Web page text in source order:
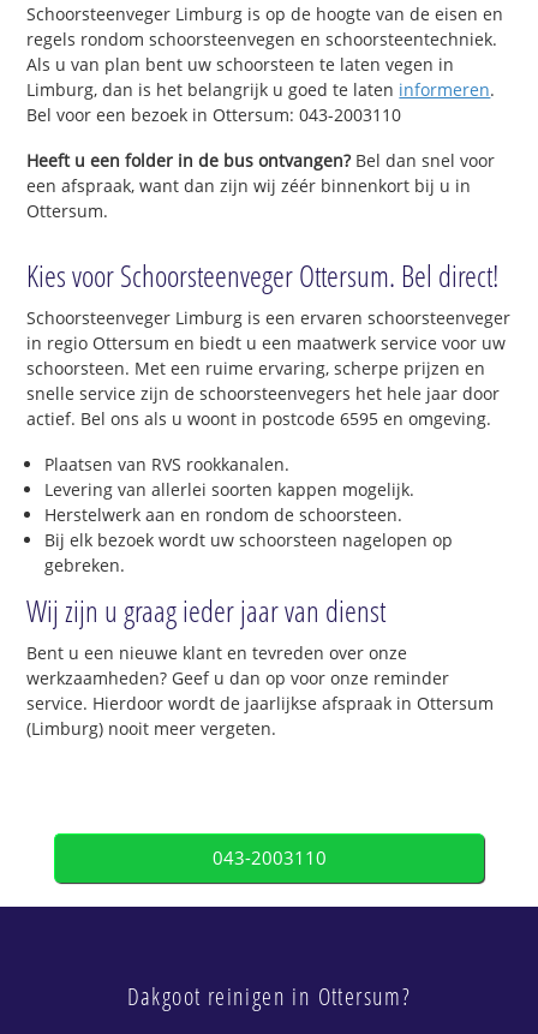
Schoorsteenveger Limburg is op de hoogte van de eisen en
regels rondom schoorsteenvegen en schoorsteentechniek.
Als u van plan bent uw schoorsteen te laten vegen in
Limburg, dan is het belangrijk u goed te laten informeren.
Bel voor een bezoek in Ottersum: 043-2003110
Heeft u een folder in de bus ontvangen?Bel dan snel voor
een afspraak, want dan zijn wij zéér binnenkort bij u in
Ottersum.
Kies voor Schoorsteenveger Ottersum. Bel direct!
Schoorsteenveger Limburg is een ervaren schoorsteenveger
in regio Ottersum en biedt u een maatwerk service voor uw
schoorsteen. Met een ruime ervaring, scherpe prijzen en
snelle service zijn de schoorsteenvegers het hele jaar door
actief. Bel ons als u woont in postcode 6595 en omgeving.
Plaatsen van RVS rookkanalen.
Levering van allerlei soorten kappen mogelijk.
Herstelwerk aan en rondom de schoorsteen.
Bij elk bezoek wordt uw schoorsteen nagelopen op
gebreken.
Wij zijn u graag ieder jaar van dienst
Bent u een nieuwe klant en tevreden over onze
werkzaamheden? Geef u dan op voor onze reminder
service. Hierdoor wordt de jaarlijkse afspraak in Ottersum
(Limburg) nooit meer vergeten.
043-2003110
Dakgoot reinigen in Ottersum?